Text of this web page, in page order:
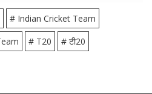
# Indian Cricket Team
# T20
# टी20